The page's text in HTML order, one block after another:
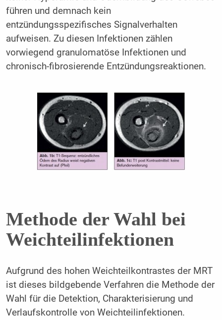
führen und demnach kein
entzündungsspezifisches Signalverhalten
aufweisen. Zu diesen Infektionen zählen
vorwiegend granulomatöse Infektionen und
chronisch-fibrosierende Entzündungsreaktionen.
Methode der Wahl bei
Weichteilinfektionen
Aufgrund des hohen Weichteilkontrastes der MRT
ist dieses bildgebende Verfahren die Methode der
Wahl für die Detektion, Charakterisierung und
Verlaufskontrolle von Weichteilinfektionen.